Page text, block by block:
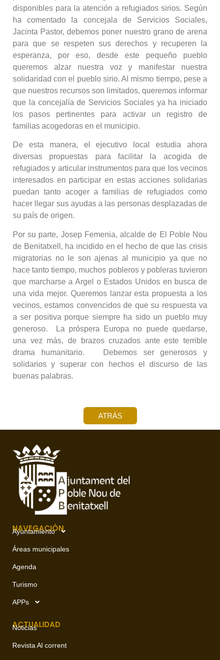
disponibles para la atención a refugiados sirios. Según
ha comentado la concejala de Servicios Sociales,
Jacinta Pastor, debemos poner nuestro grano de arena
para que se respeten sus derechos y recuperen la
esperanza, por eso, desde este pequeño pueblo
queremos alzar nuestra voz y manifestar nuestra
solidaridad con el pueblo sirio. Al mismo tiempo, pese a
que nuestros recursos son limitados, queremos informar
que la concejalía de Servicios Sociales ya ha iniciado
los pasos pertinentes para activar un registro de
familias acogedoras en el municipio.
De esta manera, el ejecutivo local estudia ahora
diversas propuestas para facilitar la acogida de
refugiados y articular instrumentos para que los vecinos
interesados en participar en estas acciones solidarias
puedan tanto acoger a familias de refugiados como
hacer llegar sus ayudas a las personas desplazadas de
su país de origen.
Por su parte, Josep Femenia, alcalde de El Poble Nou
de Benitatxell, ha incidido en el hecho de que las crisis
migratorias no le son ajenas al municipio ya que no
hace tanto tiempo, muchos pobleros y pobleras tuvieron
que marcharse a Argel o Estados Unidos en busca de
una vida mejor. Queremos lanzar esta propuesta a los
vecinos, estamos convencidos de que su respuesta va
a ser positiva porque siempre ha sido un pueblo muy
generoso. La próspera Europa no puede quedarse,
una vez más, de brazos cruzados ante este terrible
drama humanitario. Debemos ser generosos y
solidarios y superar con hechos el discurso de las
buenas palabras.
ATRÁS
NAVEGACIÓN
Ayuntamiento
Áreas municipales
Agenda
Turismo
APPs
ACTUALIDAD
Noticias
Revista Al corrent